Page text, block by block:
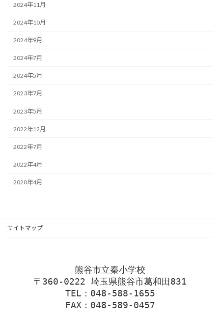
2024年11月
2024年10月
2024年9月
2024年7月
2024年5月
2023年7月
2023年5月
2022年12月
2022年7月
2022年4月
2020年4月
サイトマップ
熊谷市立秦小学校
〒360-0222 埼玉県熊谷市葛和田831
TEL：048-588-1655
FAX：048-589-0457